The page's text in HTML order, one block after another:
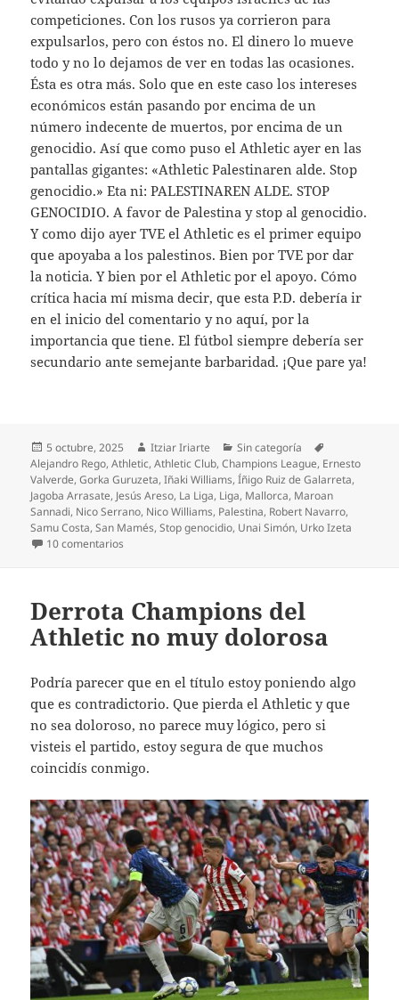
competiciones. Con los rusos ya corrieron para
expulsarlos, pero con éstos no. El dinero lo mueve
todo y no lo dejamos de ver en todas las ocasiones.
Ésta es otra más. Solo que en este caso los intereses
económicos están pasando por encima de un
número indecente de muertos, por encima de un
genocidio. Así que como puso el Athletic ayer en las
pantallas gigantes: «Athletic Palestinaren alde. Stop
genocidio.» Eta ni: PALESTINAREN ALDE. STOP
GENOCIDIO. A favor de Palestina y stop al genocidio.
Y como dijo ayer TVE el Athletic es el primer equipo
que apoyaba a los palestinos. Bien por TVE por dar
la noticia. Y bien por el Athletic por el apoyo. Cómo
crítica hacia mí misma decir, que esta P.D. debería ir
en el inicio del comentario y no aquí, por la
importancia que tiene. El fútbol siempre debería ser
secundario ante semejante barbaridad. ¡Que pare ya!
Publicado
el
5 octubre, 2025 Autor
Itziar Iriarte Categorías
Sin categoría
Alejandro Rego,Athletic,Athletic Club,Champions League, Ernesto
Valverde,Gorka Guruzeta,Iñaki Williams,Íñigo Ruiz de Galarreta,
Jagoba Arrasate, Jesús Areso, La Liga, Liga, Mallorca, Maroan
Sannadi, Nico Serrano, Nico Williams, Palestina, Robert Navarro,
Samu Costa,San Mamés,Stop genocidio, Unai Simón, Urko Izeta
10 comentarios
Derrota Champions del
Athletic no muy dolorosa
Podría parecer que en el título estoy poniendo algo
que es contradictorio. Que pierda el Athletic y que
no sea doloroso, no parece muy lógico, pero si
visteis el partido, estoy segura de que muchos
coincidís conmigo.